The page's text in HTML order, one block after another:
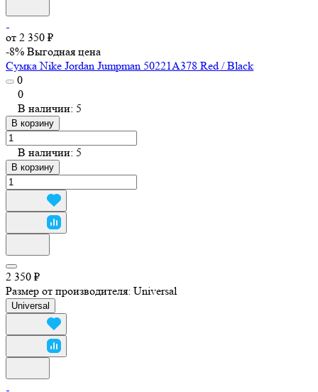
от 2 350 ₽
-8% Выгодная цена
Сумка Nike Jordan Jumpman 50221A378 Red / Black
0
0
В наличии: 5
В корзину
В наличии: 5
В корзину
2 350 ₽
Размер от производителя: Universal
Universal